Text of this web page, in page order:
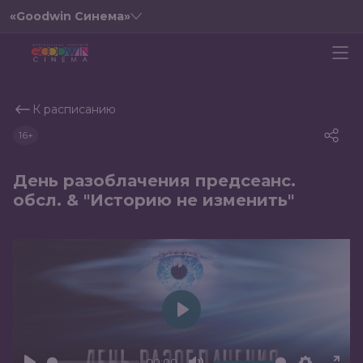
«Goodwin Синема»
К расписанию
День разоблачения предсеанс.
обсл. & "Историю не изменить"
16+